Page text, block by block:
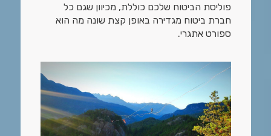
פוליסת הביטוח שלכם כוללת, מכיוון שגם כל
חברת ביטוח מגדירה באופן קצת שונה מה הוא
ספורט אתגרי.